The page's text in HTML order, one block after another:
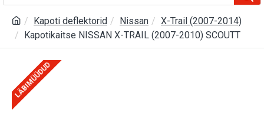
Kapoti deflektorid Nissan
X-Trail (2007-2014)
Kapotikaitse NISSAN X-TRAIL (2007-2010) SCOUTT
LÄBIMÜÜDUD